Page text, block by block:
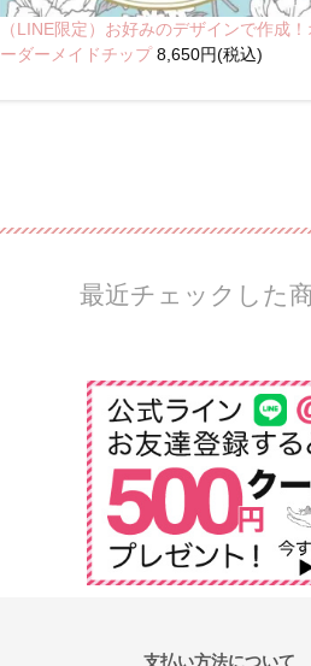
（LINE限定）お好みのデザインで作成！
ーダーメイドチップ8,650円(税込)
最近チェックした
支払い方法について